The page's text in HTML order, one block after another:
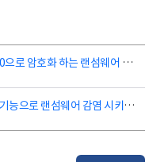
중요한 자료를 모두 360으로 암호화 하는 랜섬웨어 크립토360(Crypto360) 랜섬웨어
메일 첨부 파일 매크로 기능으로 랜섬웨어 감염 시키는 랜섬웨어 디보스(Devos) 랜섬웨어